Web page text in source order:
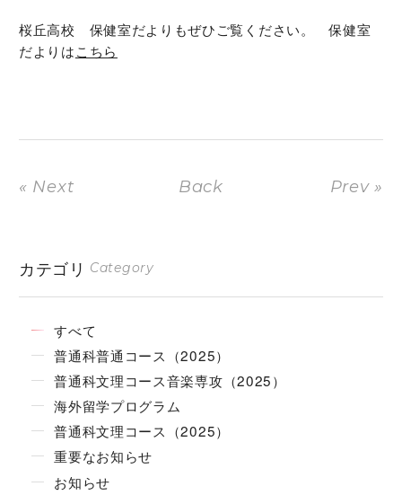
桜丘高校 保健室だよりもぜひご覧ください。 保健室
だよりはこちら
« Next Back Prev »
カテゴリ Category
すべて
普通科普通コース（2025）
普通科文理コース音楽専攻（2025）
海外留学プログラム
普通科文理コース（2025）
重要なお知らせ
お知らせ